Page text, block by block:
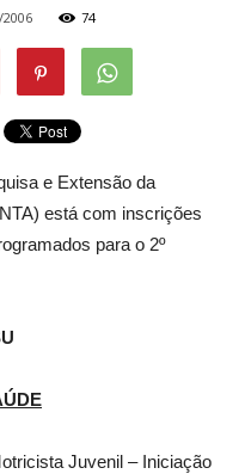
74
e Extensão da
está com inscrições
para o 2º
Juvenil – Iniciação